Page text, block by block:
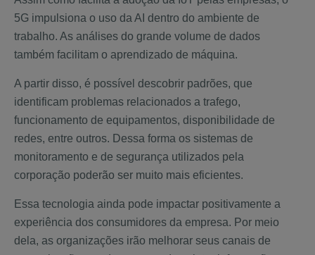
5G impulsiona o uso da AI dentro do ambiente de
trabalho. As análises do grande volume de dados
também facilitam o aprendizado de máquina.
A partir disso, é possível descobrir padrões, que
identificam problemas relacionados a trafego,
funcionamento de equipamentos, disponibilidade de
redes, entre outros. Dessa forma os sistemas de
monitoramento e de segurança utilizados pela
corporação poderão ser muito mais eficientes.
Essa tecnologia ainda pode impactar positivamente a
experiência dos consumidores da empresa. Por meio
dela, as organizações irão melhorar seus canais de